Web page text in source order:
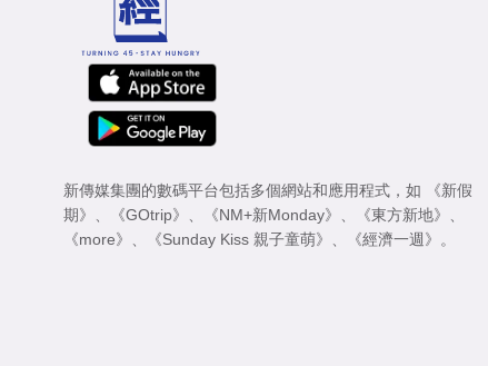
新傳媒集團的數碼平台包括多個網站和應用程式，如
《新假
期》
《GOtrip》 《NM+新Monday》 《東方新地》
《more》
《Sunday Kiss 親子童萌》 《經濟一週》 。